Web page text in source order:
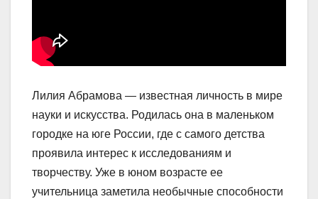
Лилия Абрамова — известная личность в мире
науки и искусства. Родилась она в маленьком
городке на юге России, где с самого детства
проявила интерес к исследованиям и
творчеству. Уже в юном возрасте ее
учительница заметила необычные способности